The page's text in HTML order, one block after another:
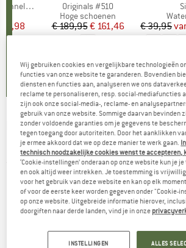
Overshirt
prijs
Artikel
Originals #510
Productgroep
Hoge schoenen
Prijs
€ 189,95Verlaagde prijs
€ 161,46 € 39,95
PANAMA JACK -Women's
B11 - Hoge schoenen
(0)
Wij gebruiken cookies en vergelijkbare technologieën
functies van onze website te garanderen. Bovendien
diensten en functies aan, analyseren we ons
reclame te personaliseren, resp. social-mediafuncties
zijn ook onze social-media-, reclame- en
gebruik van onze website. Sommige daarvan bevinden
zonder voldoende garanties om je gegevens te
tegen toegang door autoriteiten. Door het aanklikken
je ermee akkoord dat we op deze manier te werk gaan.
technisch noodzakelijke cookies wenst te accepteren,
‘Cookie-instellingen’ onderaan op onze website kun je
en ook altijd weer intrekken. Je toestemming is
voor het gebruik van deze website en kan op elk
of voor de eerste keer worden gegeven onder "Cookie-
op onze website. Uitgebreide informatie hierover,
doorgiften naar derde landen, vind je in onze
INSTELLINGEN ALLES